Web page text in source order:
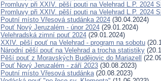
Promluvy při XXIV. pěší pouti na Velehrad L.P. 2024
Promluvy při XXIV. pěší pouti na Velehrad L.P. 2024
Poutní místo Vřesová studánka 2024 (30.04.2024)
Pouť Nový Jeruzalém - únor 2024 (29.01.2024)
Velehradská zimní pouť 2024 (29.01.2024)
XXIV. pěší pouť na Velehrad - program na sobotu
Národní pěší pouť na Velehrad a trocha statistiky
Pěší pouť z Moravských Budějovic do Mariazell
Pouť Nový Jeruzalém - září 2023 (30.08.2023)
Poutní místo Vřesová studánka(20.08.2023)